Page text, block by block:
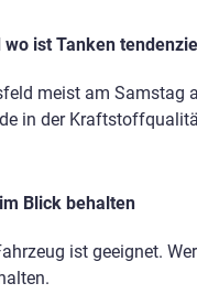
ist Tanken
meist am
in der
Blick behalten
ist geeignet.